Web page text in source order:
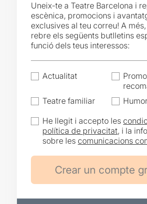
Uneix-te a Teatre Barcelona i
escènica, promocions i
exclusives al teu correu! A
rebre els següents butlletins
funció dels teus interessos:
Actualitat
Teatre familiar
He llegit i accepto les
política de privacitat, i la
sobre lescomunicacions